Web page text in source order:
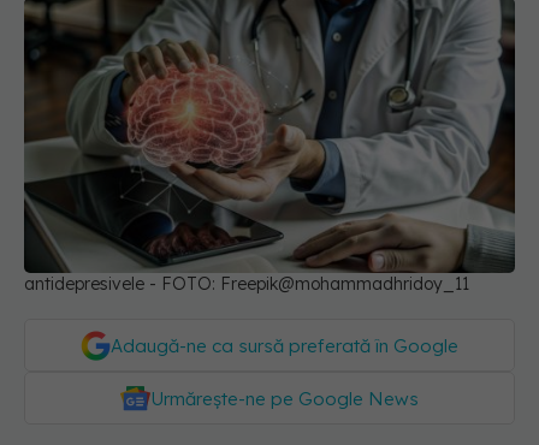
antidepresivele - FOTO: Freepik@mohammadhridoy_11
Adaugă-ne ca sursă preferată în Google
Urmărește-ne pe Google News